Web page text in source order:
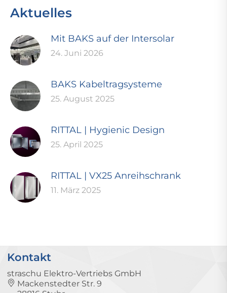
Aktuelles
Mit BAKS auf der Intersolar
24. Juni 2026
BAKS Kabeltragsysteme
25. August 2025
RITTAL | Hygienic Design
25. April 2025
RITTAL | VX25 Anreihschrank
11. März 2025
Kontakt
straschu Elektro-Vertriebs GmbH
Mackenstedter Str. 9